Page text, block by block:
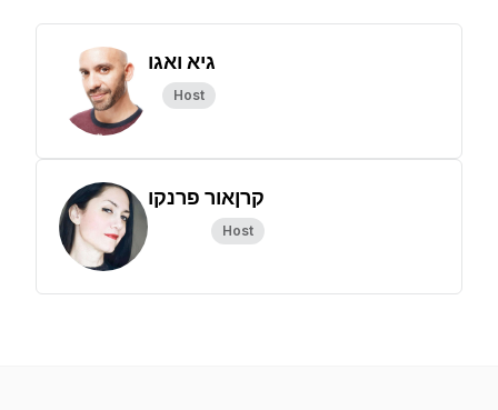
גיא ואגו
Host
קרןאור פרנקו
Host